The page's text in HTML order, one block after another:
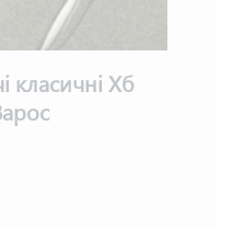
класичні Хб